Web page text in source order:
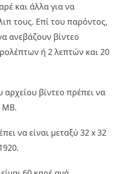
και άλλα για να
τους. Επί του παρόντος,
ανεβάζουν βίντεο
ή 2 λεπτών και 20
αρχείου βίντεο πρέπει να
να είναι μεταξύ 32 x 32